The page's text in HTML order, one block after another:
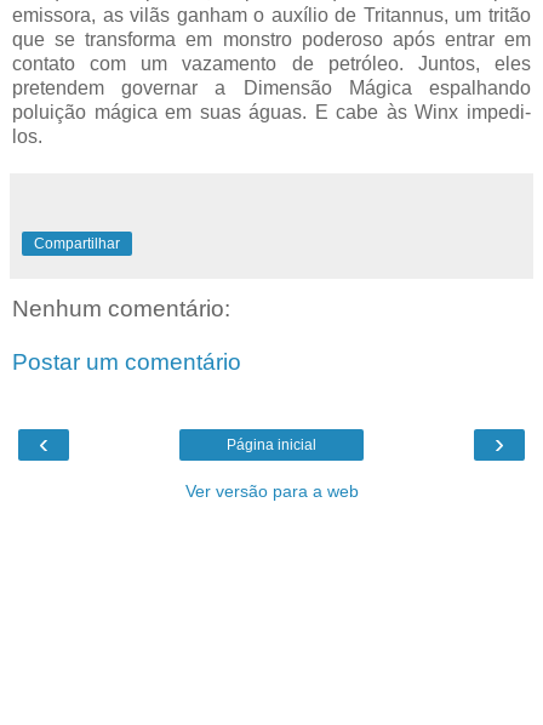
emissora, as vilãs ganham o auxílio de Tritannus, um tritão
que se transforma em monstro poderoso após entrar em
contato com um vazamento de petróleo. Juntos, eles
pretendem governar a Dimensão Mágica espalhando
poluição mágica em suas águas. E cabe às Winx impedi-
los.
Compartilhar
Nenhum comentário:
Postar um comentário
‹ ›
Página inicial
Ver versão para a web